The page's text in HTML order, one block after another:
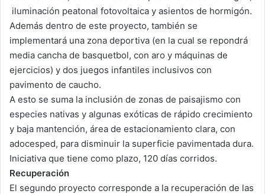
iluminación peatonal fotovoltaica y asientos de hormigón.
Además dentro de este proyecto, también se
implementará una zona deportiva (en la cual se repondrá
media cancha de basquetbol, con aro y máquinas de
ejercicios) y dos juegos infantiles inclusivos con
pavimento de caucho.
A esto se suma la inclusión de zonas de paisajismo con
especies nativas y algunas exóticas de rápido crecimiento
y baja mantención, área de estacionamiento clara, con
adocesped, para disminuir la superficie pavimentada dura.
Iniciativa que tiene como plazo, 120 días corridos.
Recuperación
El segundo proyecto corresponde a la recuperación de las